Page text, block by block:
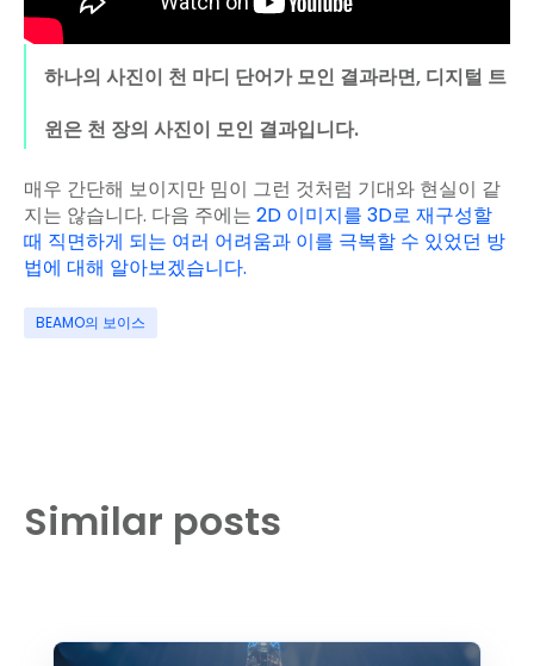
하나의 사진이 천 마디 단어가 모인 결과라면, 디지털 트
윈은 천 장의 사진이 모인 결과입니다.
매우 간단해 보이지만 밈이 그런 것처럼 기대와 현실이 같
지는 않습니다. 다음 주에는 2D 이미지를 3D로 재구성할
때 직면하게 되는 여러 어려움과 이를 극복할 수 있었던 방
법에 대해 알아보겠습니다.
BEAMO의 보이스
Similar posts